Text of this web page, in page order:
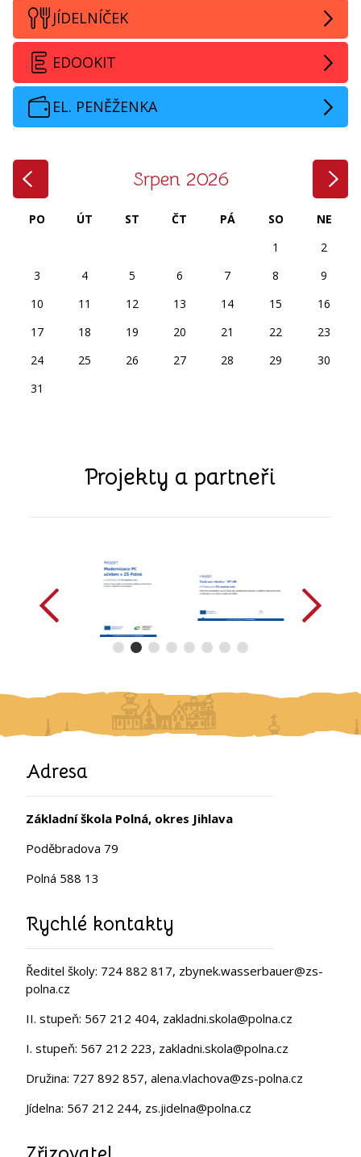
JÍDELNÍČEK
EDOOKIT
EL. PENĚŽENKA
Srpen 2026
PO ÚT ST ČT PÁ SO
NE
1
2
3
4 5 6 7 8
9
10
11 12 13 14 15
16
17
18 19 20 21 22
23
24
25 26 27 28 29
30
31
Projekty a partneři
předchozí
Adresa
Základní škola Polná, okres Jihlava
Poděbradova 79
Polná 588 13
Rychlé kontakty
Ředitel školy: 724 882 817, zbynek.wasserbauer@zs-
polna.cz
II. stupeň: 567 212 404, zakladni.skola@polna.cz
I. stupeň: 567 212 223, zakladni.skola@polna.cz
Družina: 727 892 857, alena.vlachova@zs-polna.cz
Jídelna: 567 212 244, zs.jidelna@polna.cz